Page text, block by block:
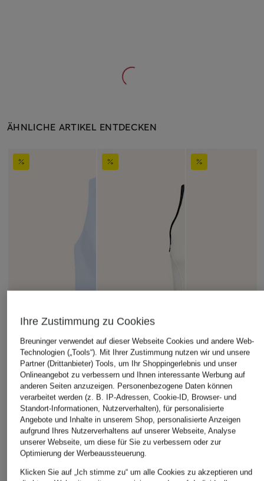
ÄHNLICHE ARTIKEL ENTDECKEN
Ihre Zustimmung zu Cookies
Breuninger verwendet auf dieser Webseite Cookies und andere Web-
Technologien („Tools“). Mit Ihrer Zustimmung nutzen wir und unsere
Partner (Drittanbieter) Tools, um Ihr Shoppingerlebnis und unser
Onlineangebot zu verbessern und Ihnen interessante Werbung auf
anderen Seiten anzuzeigen. Personenbezogene Daten können
verarbeitet werden (z. B. IP-Adressen, Cookie-ID, Browser- und
Standort-Informationen, Nutzerverhalten), für personalisierte
Angebote und Inhalte in unserem Shop, personalisierte Anzeigen
aufgrund Ihres Nutzerverhaltens auf unserer Webseite, Analyse
unserer Webseite, um diese für Sie zu verbessern oder zur
Optimierung der Werbeaussteuerung.
Klicken Sie auf „Ich stimme zu“ um alle Cookies zu akzeptieren und